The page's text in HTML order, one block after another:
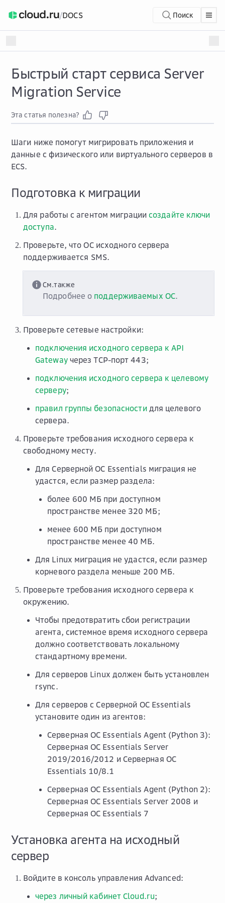
/DOCS Поиск
Быстрый старт сервиса Server
Migration Service
Эта статья полезна?
Шаги ниже помогут мигрировать приложения и
данные с физического или виртуального серверов в
ECS.
Подготовка к миграции
Для работы с агентом миграциисоздайте ключи
доступа.
Проверьте, что ОС исходного сервера
поддерживается SMS.
См.также
Подробнее о поддерживаемых ОС.
Проверьте сетевые настройки:
подключения исходного сервера к API
Gatewayчерез TCP-порт 443;
подключения исходного сервера к целевому
серверу;
правил группы безопасностидля целевого
сервера.
Проверьте требования исходного сервера к
свободному месту.
Для Серверной ОС Essentials миграция не
удастся, если размер раздела:
более 600 МБ при доступном
пространстве менее 320 МБ;
менее 600 МБ при доступном
пространстве менее 40 МБ.
Для Linux миграция не удастся, если размер
корневого раздела меньше 200 МБ.
Проверьте требования исходного сервера к
окружению.
Чтобы предотвратить сбои регистрации
агента, системное время исходного сервера
должно соответствовать локальному
стандартному времени.
Для серверов Linux должен быть установлен
rsync.
Для серверов с Серверной ОС Essentials
установите один из агентов:
Серверная ОС Essentials Agent (Python 3):
Серверная ОС Essentials Server
2019/2016/2012 и Серверная ОС
Essentials 10/8.1
Серверная ОС Essentials Agent (Python 2):
Серверная ОС Essentials Server 2008 и
Серверная ОС Essentials 7
Установка агента на исходный
сервер
Войдите в консоль управления Advanced:
через личный кабинет Cloud.ru;